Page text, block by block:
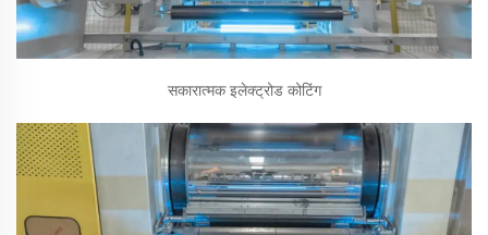
सकारात्मक इलेक्ट्रोड कोटिंग